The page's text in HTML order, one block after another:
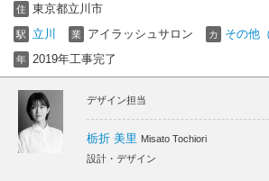
住 東京都立川市
駅 立川 業 アイラッシュサロン カ その他
年 2019年工事完了
デザイン担当
栃折 美里 Misato Tochiori
設計・デザイン